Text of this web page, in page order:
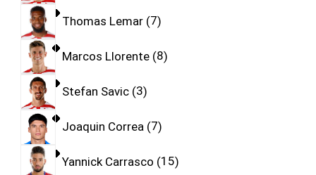
Thomas Lemar 7
Marcos Llorente 8
Stefan Savic 3
Joaquin Correa 7
Yannick Carrasco 15